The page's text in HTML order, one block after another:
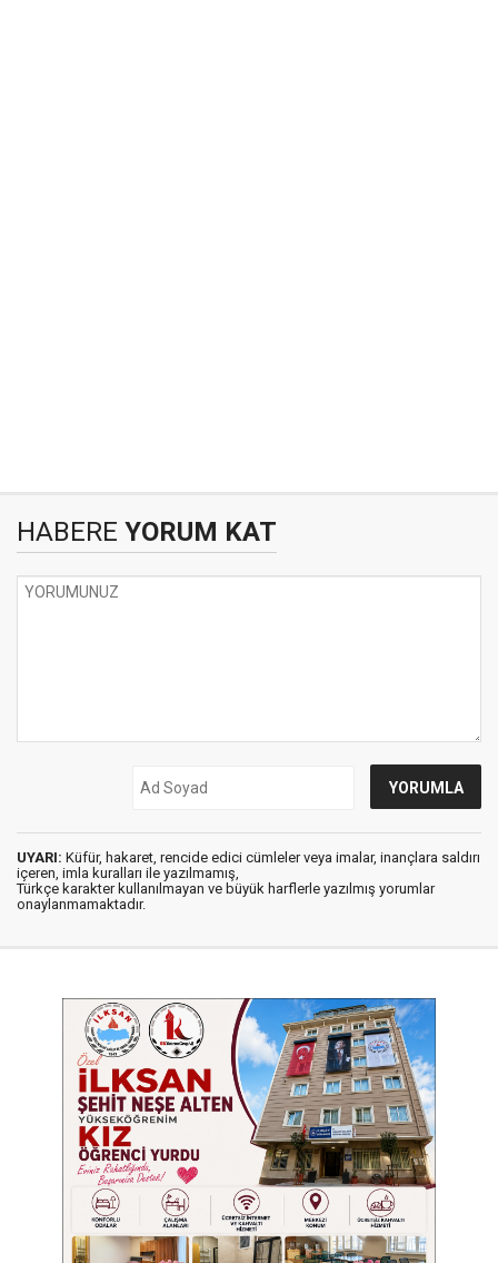
HABERE YORUM KAT
UYARI: Küfür, hakaret, rencide edici cümleler veya imalar, inançlara saldırı
içeren, imla kuralları ile yazılmamış,
Türkçe karakter kullanılmayan ve büyük harflerle yazılmış yorumlar
onaylanmamaktadır.